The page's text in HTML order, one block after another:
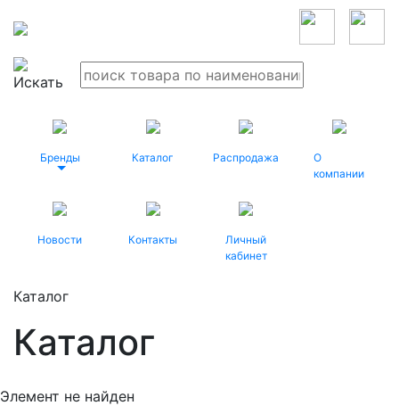
Бренды Каталог Распродажа
О
компании
Новости Контакты
Личный
кабинет
Каталог
Каталог
Элемент не найден